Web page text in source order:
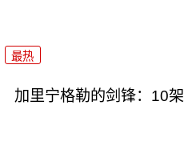
最热
加里宁格勒的剑锋：10